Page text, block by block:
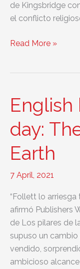
de Kingsbridge
el conflicto
English
A
Column
of
Fire
Read More »
day:
Earth
7 April, 2021
“Follett lo
afirmó Publishers
de Los pilares de
supuso un
vendido,
ambicioso